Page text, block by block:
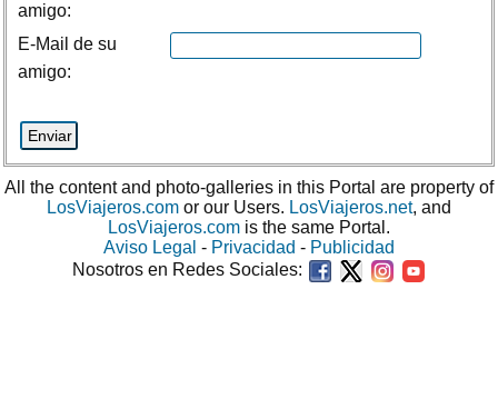
amigo:
E-Mail de su
amigo:
All the content and photo-galleries in this Portal are property of
LosViajeros.com or our Users. LosViajeros.net, and
LosViajeros.com is the same Portal.
Aviso Legal - Privacidad - Publicidad
Nosotros en Redes Sociales: